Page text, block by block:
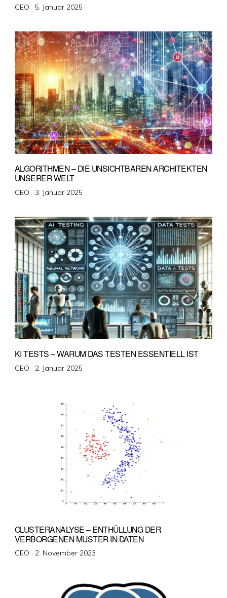
CEO · Veröffentlicht
5. Januar 2025
ALGORITHMEN – DIE UNSICHTBAREN ARCHITEKTEN
UNSERER WELT
CEO · Veröffentlicht
3. Januar 2025
KI TESTS – WARUM DAS TESTEN ESSENTIELL IST
CEO · Veröffentlicht
2. Januar 2025
CLUSTERANALYSE – ENTHÜLLUNG DER
VERBORGENEN MUSTER IN DATEN
CEO · Veröffentlicht
2. November 2023